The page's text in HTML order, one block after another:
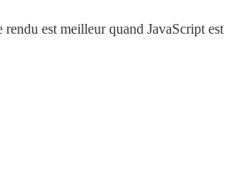
rendu est meilleur quand JavaScript est